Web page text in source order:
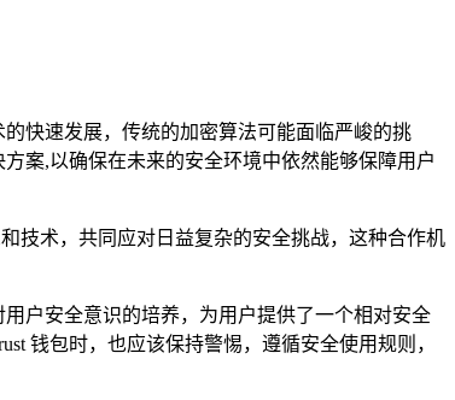
快速发展，传统的加密算法可能面临严峻的挑
案,以确保在未来的安全环境中依然能够保障用户
技术，共同应对日益复杂的安全挑战，这种合作机
户安全意识的培养，为用户提供了一个相对安全
钱包时，也应该保持警惕，遵循安全使用规则，